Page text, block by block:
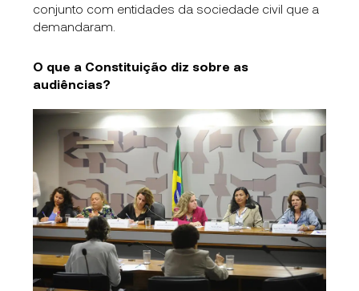
conjunto com entidades da sociedade civil que a
demandaram.
O que a Constituição diz sobre as
audiências?